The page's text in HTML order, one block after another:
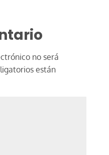
no será
están